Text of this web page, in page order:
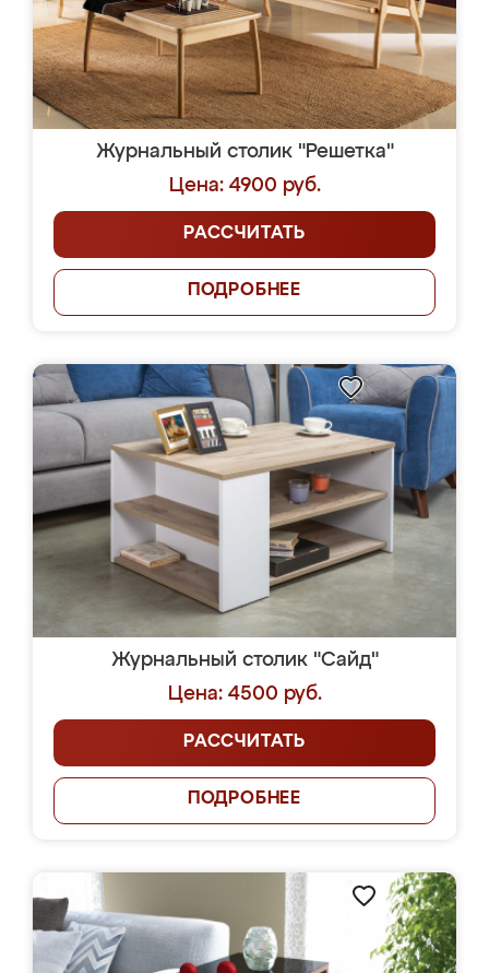
Журнальный столик "Решетка"
Цена: 4900 руб.
РАССЧИТАТЬ
ПОДРОБНЕЕ
Журнальный столик "Сайд"
Цена: 4500 руб.
РАССЧИТАТЬ
ПОДРОБНЕЕ